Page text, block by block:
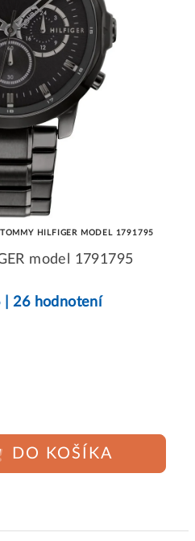
HILFIGER MODEL 1791795
model 1791795
| 26 hodnotení
DO KOŠÍKA